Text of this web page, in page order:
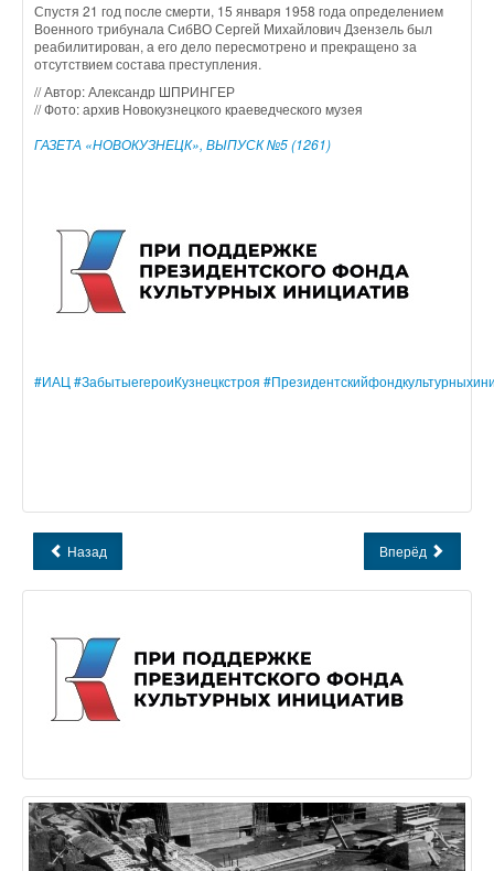
Спустя 21 год после смерти, 15 января 1958 года определением
Военного трибунала СибВО Сергей Михайлович Дзензель был
реабилитирован, а его дело пересмотрено и прекращено за
отсутствием состава преступления.
// Автор: Александр ШПРИНГЕР
// Фото: архив Новокузнецкого краеведческого музея
ГАЗЕТА «НОВОКУЗНЕЦК», ВЫПУСК №5 (1261)
#ИАЦ#ЗабытыегероиКузнецкстроя
Назад Вперёд